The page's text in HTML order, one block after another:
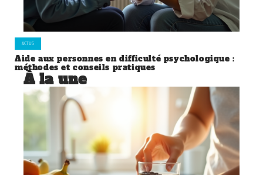
ACTUS
Aide aux personnes en difficulté psychologique :
méthodes et conseils pratiques
À la une